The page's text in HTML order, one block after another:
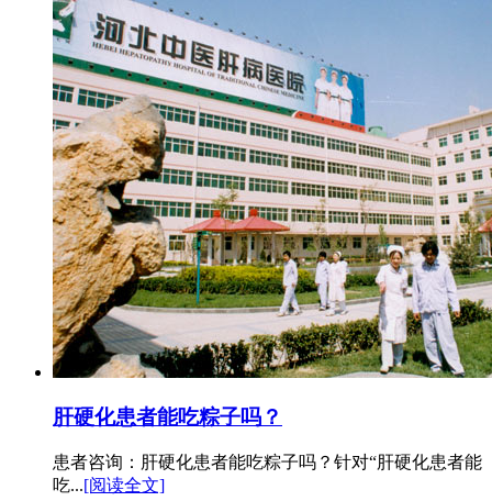
肝硬化患者能吃粽子吗？
患者咨询：肝硬化患者能吃粽子吗？针对“肝硬化患者能
吃...[阅读全文]